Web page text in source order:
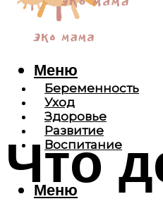
Беременность
Уход
Здоровье
Развитие
Воспитание
Меню
Меню
Что